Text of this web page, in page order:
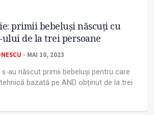
primii bebeluși născuți cu
de la trei persoane
- MAI 10, 2023
s-au născut primii bebeluși pentru care
bazată pe AND obținut de la trei